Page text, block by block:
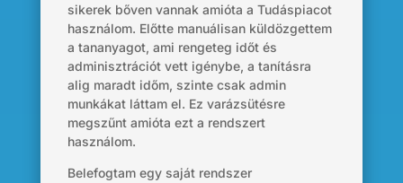
sikerek bőven vannak amióta a Tudáspiacot
használom. Előtte manuálisan küldözgettem
a tananyagot, ami rengeteg időt és
adminisztrációt vett igénybe, a tanításra
alig maradt időm, szinte csak admin
munkákat láttam el. Ez varázsütésre
megszűnt amióta ezt a rendszert
használom.
Belefogtam egy saját rendszer